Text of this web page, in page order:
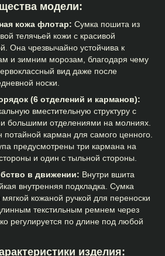
модели:
кожа флотар: Сумка пошита из
телячьей кожи с красивой
Она чрезвычайно устойчива к
и зимним морозам, благодаря чему
вид даже после
носки.
(6 отделений и карманов):
вместительную структуру с
большими отделениями на молниях.
потайной карман для самого ценного.
предусмотрены три кармана на
и один с тыльной стороны.
в движении: Внутри вшита
внутренняя подкладка. Сумка
кожаной ручкой для переноски
текстильным ремнем через
регулируется по длине под любой
изделия: